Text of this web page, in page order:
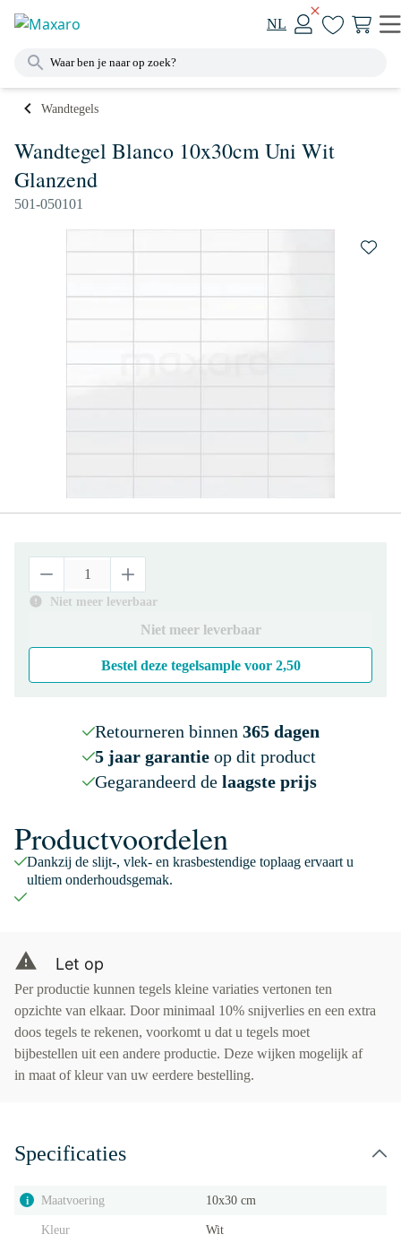
NL
Wandtegels
Wandtegel Blanco 10x30cm Uni Wit
Glanzend
501-050101
Niet meer leverbaar
Niet meer leverbaar
Bestel deze tegelsample voor 2,50
Retourneren binnen 365 dagen
5 jaar garantieop dit product
Gegarandeerd de laagste prijs
Productvoordelen
Dankzij de slijt-, vlek- en krasbestendige toplaag ervaart u
ultiem onderhoudsgemak.
Let op
Per productie kunnen tegels kleine variaties vertonen ten
opzichte van elkaar. Door minimaal 10% snijverlies en een extra
doos tegels te rekenen, voorkomt u dat u tegels moet
bijbestellen uit een andere productie. Deze wijken mogelijk af
in maat of kleur van uw eerdere bestelling.
Specificaties
i Maatvoering 10x30 cm
Kleur Wit